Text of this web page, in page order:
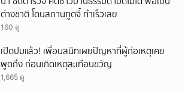
ต่างชาติ โดนสถานทูตจี้ ทำเร็วเลย
160 ดู
เปิดปมแล้ว! เพื่อนสนิทเผยปัญหาที่ผู้ก่อเหตุเคย
พูดถึง ก่อนเกิดเหตุสะเทือนขวัญ
1,665 ดู